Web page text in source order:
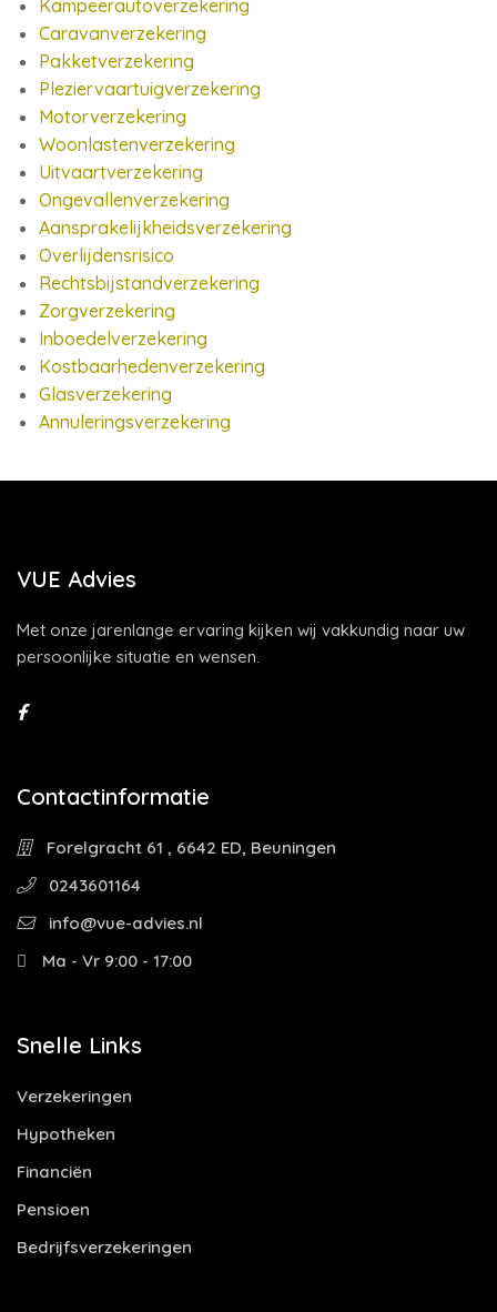
Kampeerautoverzekering
Caravanverzekering
Pakketverzekering
Pleziervaartuigverzekering
Motorverzekering
Woonlastenverzekering
Uitvaartverzekering
Ongevallenverzekering
Aansprakelijkheidsverzekering
Overlijdensrisico
Rechtsbijstandverzekering
Zorgverzekering
Inboedelverzekering
Kostbaarhedenverzekering
Glasverzekering
Annuleringsverzekering
VUE Advies
Met onze jarenlange ervaring kijken wij vakkundig naar uw
persoonlijke situatie en wensen.
Contactinformatie
Forelgracht 61 , 6642 ED, Beuningen
0243601164
info@vue-advies.nl
Ma - Vr 9:00 - 17:00
Snelle Links
Verzekeringen
Hypotheken
Financiën
Pensioen
Bedrijfsverzekeringen